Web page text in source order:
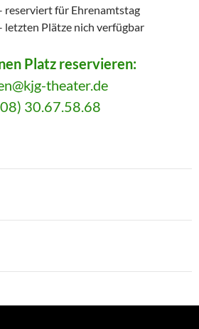
reserviert für Ehrenamtstag
letzten Plätze nich verfügbar
Platz reservieren:
theater.de
30.67.58.68